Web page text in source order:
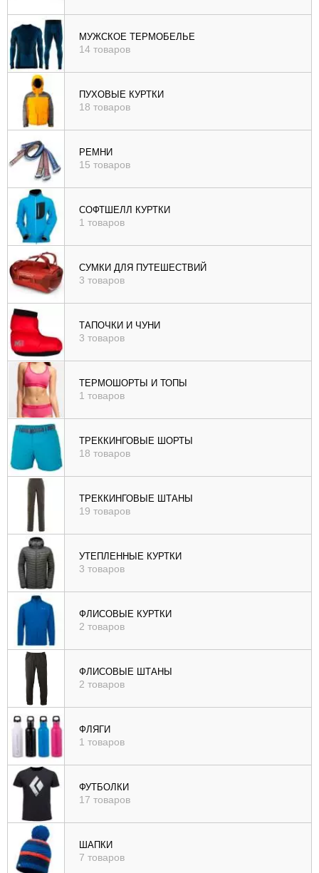
МУЖСКОЕ ТЕРМОБЕЛЬЕ
14 товаров
ПУХОВЫЕ КУРТКИ
18 товаров
РЕМНИ
15 товаров
СОФТШЕЛЛ КУРТКИ
1 товаров
СУМКИ ДЛЯ ПУТЕШЕСТВИЙ
3 товаров
ТАПОЧКИ И ЧУНИ
3 товаров
ТЕРМОШОРТЫ И ТОПЫ
1 товаров
ТРЕККИНГОВЫЕ ШОРТЫ
18 товаров
ТРЕККИНГОВЫЕ ШТАНЫ
19 товаров
УТЕПЛЕННЫЕ КУРТКИ
3 товаров
ФЛИСОВЫЕ КУРТКИ
2 товаров
ФЛИСОВЫЕ ШТАНЫ
2 товаров
ФЛЯГИ
1 товаров
ФУТБОЛКИ
17 товаров
ШАПКИ
7 товаров